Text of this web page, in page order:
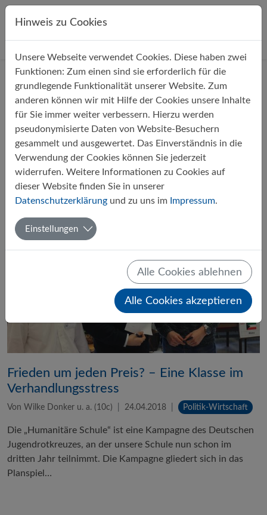
Direkt zur Hauptnavigation springen
Direkt zum Inhalt springen
StartseiteÜber uns Aktuelles
Filter
Monate
1
Frieden um jeden Preis? – Eine Klasse im
Verhandlungsstress
Von Wilke Donker u. a. (10c) 24.04.2018 Politik-Wirtschaft
Die „Humanitäre Schule“ ist eine Kampagne des Deutschen
Jugendrotkreuzes, an der unsere Schule nun schon im
dritten Jahr teilnimmt. Die Kampagne gliedert sich in das
Planspiel…
Hinweis zu Cookies
Unsere Webseite verwendet Cookies. Diese haben zwei
Funktionen: Zum einen sind sie erforderlich für die
grundlegende Funktionalität unserer Website. Zum
anderen können wir mit Hilfe der Cookies unsere Inhalte
für Sie immer weiter verbessern. Hierzu werden
pseudonymisierte Daten von Website-Besuchern
gesammelt und ausgewertet. Das Einverständnis in die
Verwendung der Cookies können Sie jederzeit
widerrufen. Weitere Informationen zu Cookies auf
dieser Website finden Sie in unserer
Datenschutzerklärung und zu uns im Impressum.
Einstellungen
Alle Cookies ablehnen
Alle Cookies akzeptieren